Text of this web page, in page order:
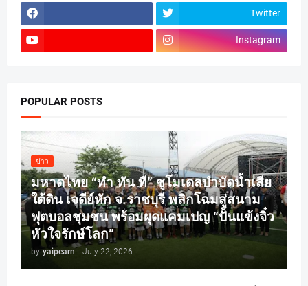
Twitter
Instagram
POPULAR POSTS
ข่าว
มหาดไทย “ทำ ทัน ที” ชูโมเดลบำบัดน้ำเสีย
ใต้ดิน เจดีย์หัก จ.ราชบุรี พลิกโฉมสู่สนาม
ฟุตบอลชุมชน พร้อมผุดแคมเปญ “ปั้นแข้งจิ๋ว
หัวใจรักษ์โลก”
by yaipearn - July 22, 2026